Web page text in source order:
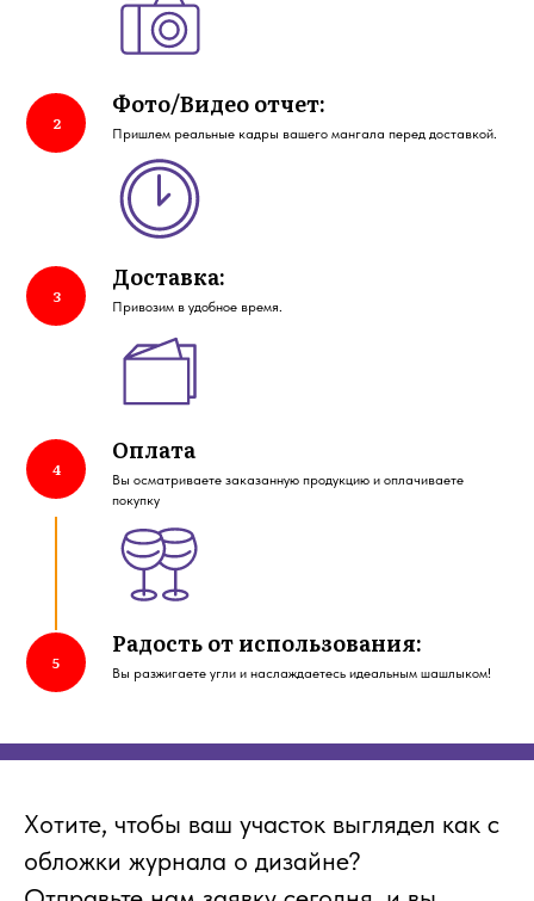
Фото/Видео отчет:
Пришлем реальные кадры вашего мангала перед доставкой.
Доставка:
Привозим в удобное время.
Оплата
Вы осматриваете заказанную продукцию и оплачиваете
покупку
Радость от использования:
Вы разжигаете угли и наслаждаетесь идеальным шашлыком!
Хотите, чтобы ваш участок выглядел как с
обложки журнала о дизайне?